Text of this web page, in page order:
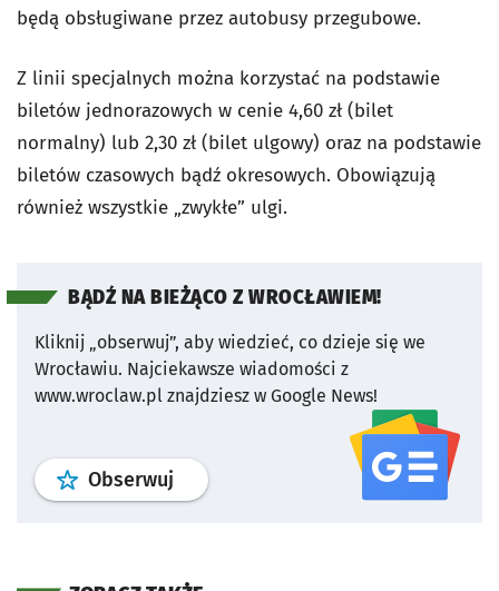
będą obsługiwane przez autobusy przegubowe.
Z linii specjalnych można korzystać na podstawie
biletów jednorazowych w cenie 4,60 zł (bilet
normalny) lub 2,30 zł (bilet ulgowy) oraz na podstawie
biletów czasowych bądź okresowych. Obowiązują
również wszystkie „zwykłe” ulgi.
BĄDŹ NA BIEŻĄCO Z WROCŁAWIEM!
Kliknij „obserwuj”, aby wiedzieć, co dzieje się we
Wrocławiu. Najciekawsze wiadomości z
www.wroclaw.pl znajdziesz w Google News!
Obserwuj profil serwisu